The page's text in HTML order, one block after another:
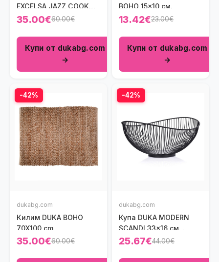
ЕXCELSA JAZZ COOK
1600 мл.
35.00€60.00€
Купи от dukabg.com
→
BOHO 15x10 см.
13.42€23.00€
Купи от dukabg.com
→
-42%
dukabg.com
Килим DUKA BOHO
70X100 cm
35.00€60.00€
-42%
dukabg.com
Купа DUKA MODERN
SCANDI 33x16 см.,
черен
25.67€44.00€